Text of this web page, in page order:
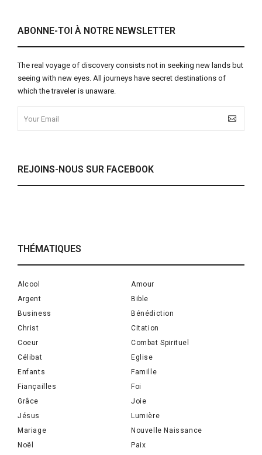
ABONNE-TOI À NOTRE NEWSLETTER
The real voyage of discovery consists not in seeking new lands but
seeing with new eyes. All journeys have secret destinations of
which the traveler is unaware.
REJOINS-NOUS SUR FACEBOOK
THÉMATIQUES
Alcool
Amour
Argent
Bible
Business
Bénédiction
Christ
Citation
Coeur
Combat Spirituel
Célibat
Eglise
Enfants
Famille
Fiançailles
Foi
Grâce
Joie
Jésus
Lumière
Mariage
Nouvelle Naissance
Noël
Paix